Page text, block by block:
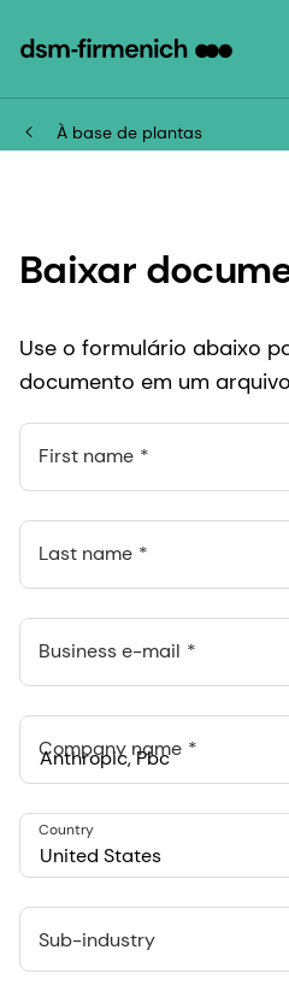
À base de plantas
Baixar
Use o formulário abaixo
documento em um arquivo
First name
Last name
Business e-mail
Company name
548 Market St Pmb 90375, San
United States
Country
Sub-industry